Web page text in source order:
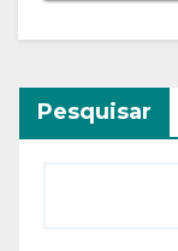
Pesquisar